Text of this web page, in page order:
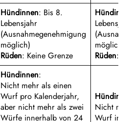
Hündinnen: Bis 8.
Lebensjahr
(Ausnahmegenehmigung
möglich)
Rüden: Keine Grenze
Lebensjahr
möglich)
Rüden:
Hündinnen:
Nicht mehr als einen
Wurf pro Kalenderjahr,
aber nicht mehr als zwei
Würfe innerhalb von 24
Nicht
Wurf